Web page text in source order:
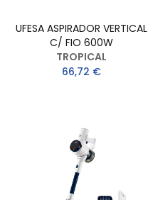
UFESA ASPIRADOR VERTICAL
C/ FIO 600W
TROPICAL
66,72 €